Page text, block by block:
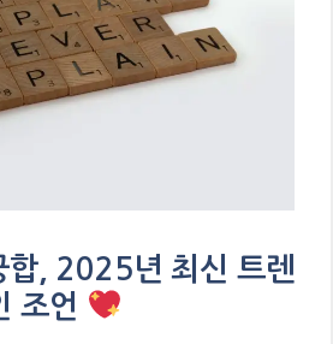
합, 2025년 최신 트렌
조언